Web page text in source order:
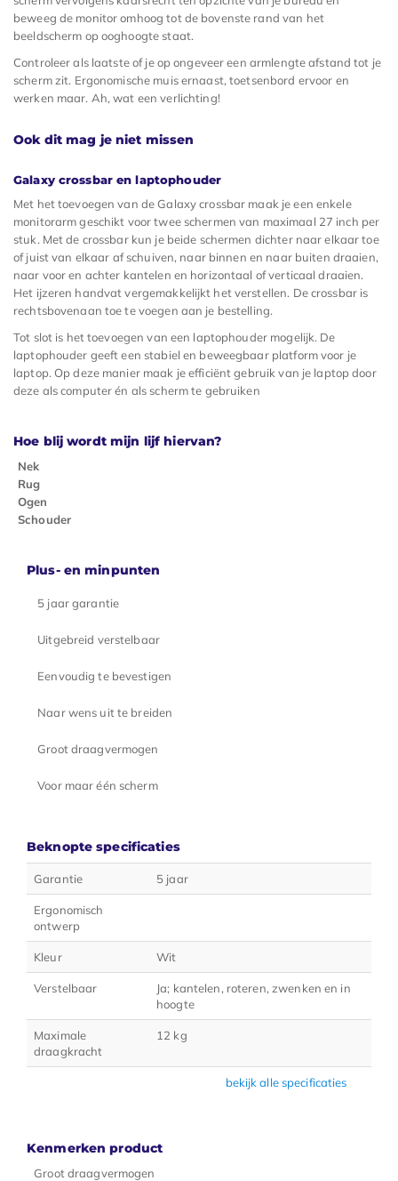
beweeg de monitor omhoog tot de bovenste rand van het
beeldscherm op ooghoogte staat.
Controleer als laatste of je op ongeveer een armlengte afstand tot je
scherm zit. Ergonomische muis ernaast, toetsenbord ervoor en
werken maar. Ah, wat een verlichting!
Ook dit mag je niet missen
Galaxy crossbar en laptophouder
Met het toevoegen van de Galaxy crossbar maak je een enkele
monitorarm geschikt voor twee schermen van maximaal 27 inch per
stuk. Met de crossbar kun je beide schermen dichter naar elkaar toe
of juist van elkaar af schuiven, naar binnen en naar buiten draaien,
naar voor en achter kantelen en horizontaal of verticaal draaien.
Het ijzeren handvat vergemakkelijkt het verstellen. De crossbar is
rechtsbovenaan toe te voegen aan je bestelling.
Tot slot is het toevoegen van een laptophouder mogelijk. De
laptophouder geeft een stabiel en beweegbaar platform voor je
laptop. Op deze manier maak je efficiënt gebruik van je laptop door
deze als computer én als scherm te gebruiken
Hoe blij wordt mijn lijf hiervan?
Nek
Rug
Ogen
Schouder
Plus- en minpunten
5 jaar garantie
Uitgebreid verstelbaar
Eenvoudig te bevestigen
Naar wens uit te breiden
Groot draagvermogen
Voor maar één scherm
Beknopte specificaties
Garantie 5 jaar
Ergonomisch
ontwerp
Kleur Wit
Verstelbaar
Ja; kantelen, roteren, zwenken en in
hoogte
Maximale
draagkracht
12 kg
bekijk alle specificaties
Kenmerken product
Groot draagvermogen